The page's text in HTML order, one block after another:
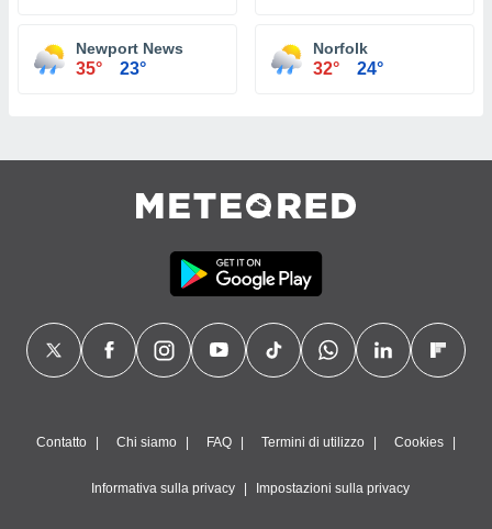
Newport News
35° 23°
Norfolk
32° 24°
Contatto Chi siamo FAQ Termini di utilizzo Cookies
Informativa sulla privacy Impostazioni sulla privacy